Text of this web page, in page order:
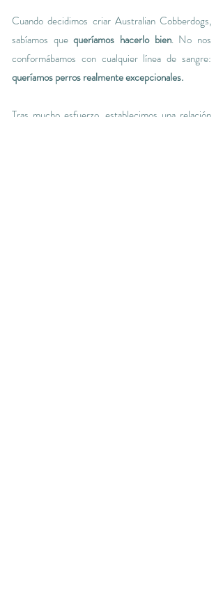
Cuando decidimos criar Australian Cobberdogs,
sabíamos quequeríamos hacerlo bien. No nos
conformábamos con cualquier línea de sangre:
queríamos perros realmente excepcionales.
Tras mucho esfuerzo, establecimos una relación